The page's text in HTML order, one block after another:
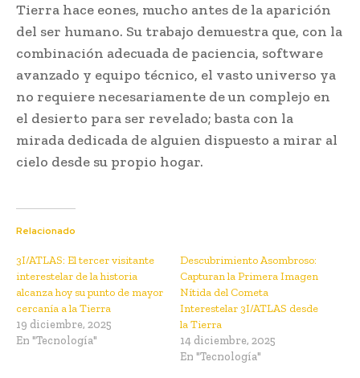
Tierra hace eones, mucho antes de la aparición
del ser humano. Su trabajo demuestra que, con la
combinación adecuada de paciencia, software
avanzado y equipo técnico, el vasto universo ya
no requiere necesariamente de un complejo en
el desierto para ser revelado; basta con la
mirada dedicada de alguien dispuesto a mirar al
cielo desde su propio hogar.
Relacionado
3I/ATLAS: El tercer visitante
interestelar de la historia
alcanza hoy su punto de mayor
cercanía a la Tierra
19 diciembre, 2025
En "Tecnología"
Descubrimiento Asombroso:
Capturan la Primera Imagen
Nítida del Cometa
Interestelar 3I/ATLAS desde
la Tierra
14 diciembre, 2025
En "Tecnología"